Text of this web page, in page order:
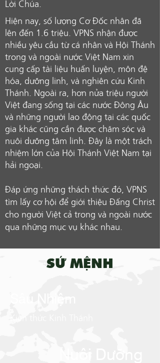
Lời Chúa.
Hiện nay, số lượng Cơ Đốc nhân đã
lên đến 1.6 triệu. VPNS nhận được
nhiều yêu cầu từ cá nhân và Hội Thánh
trong và ngoài nước Việt Nam xin
cung cấp tài liệu huấn luyện, môn đệ
hóa, dưỡng linh, và nghiên cứu Kinh
Thánh. Ngoài ra, hơn nửa triệu người
Việt đang sống tại các nước Đông Âu
và những người lao động tại các quốc
gia khác cũng cần được chăm sóc và
nuôi dưỡng tâm linh. Đây là một trách
nhiệm lớn của Hội Thánh Việt Nam tại
hải ngoại.
Đáp ứng những thách thức đó, VPNS
tìm lấy cơ hội để giới thiệu Đấng Christ
cho người Việt cả trong và ngoài nước
qua những mục vụ khác nhau.
SỨ MỆNH